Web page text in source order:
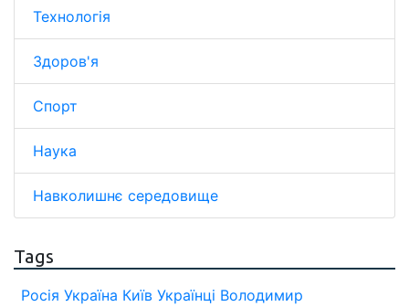
Технологія
Здоров'я
Спорт
Наука
Навколишнє середовище
Tags
Росія Україна Київ Українці Володимир